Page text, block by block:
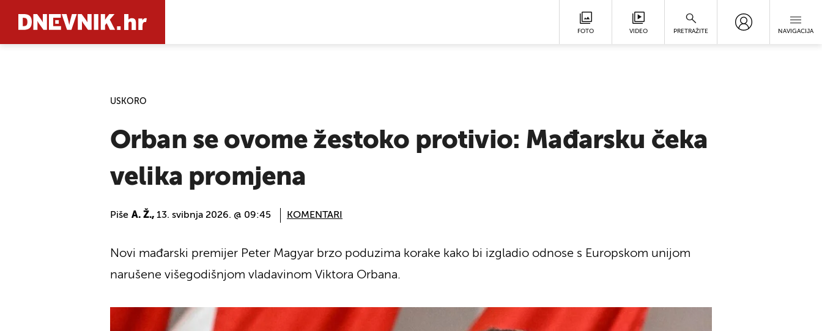
FOTO VIDEO PRETRAŽITE NAVIGACIJA
USKORO
Orban se ovome žestoko protivio: Mađarsku čeka
velika promjena
Piše A. Ž., 13. svibnja 2026. @ 09:45 KOMENTARI
Novi mađarski premijer Peter Magyar brzo poduzima korake kako bi izgladio odnose s Europskom unijom
narušene višegodišnjom vladavinom Viktora Orbana.